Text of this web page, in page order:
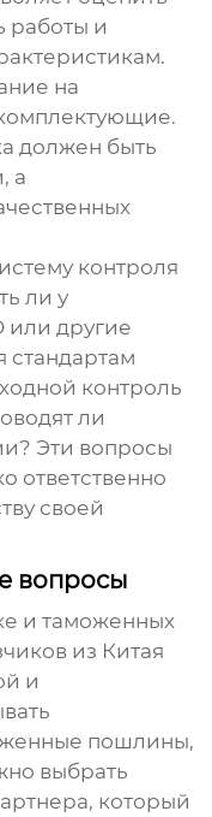
работы и
на
должен быть
а
контроля
ли у
или другие
стандартам
контроль
ли
Эти вопросы
ответственно
своей
вопросы
и таможенных
из Китая
и
пошлины,
выбрать
который